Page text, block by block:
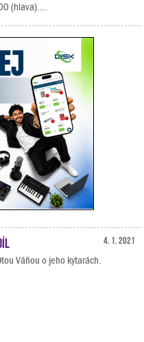
(hlava)....
4. 1. 2021
Váňou o jeho kytarách.